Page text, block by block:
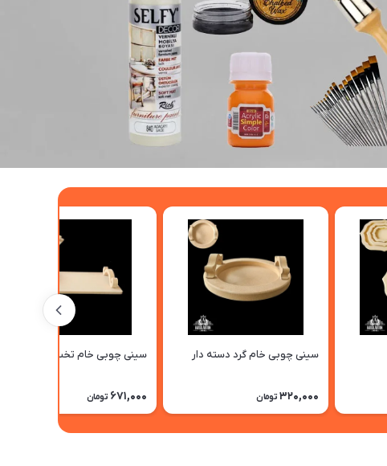
سینی چوبی خام گرد دسته دار
320,000 تومان
سینی چوبی خام تخت دسته‌دار
671,000 تومان